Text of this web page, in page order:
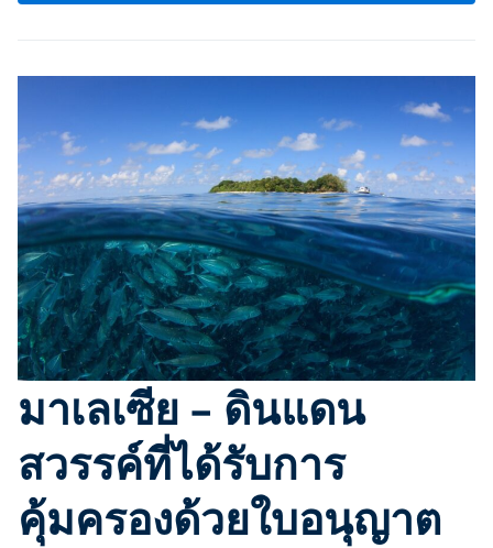
มาเลเซีย – ดินแดน
สวรรค์ที่ได้รับการ
คุ้มครองด้วยใบอนุญาต